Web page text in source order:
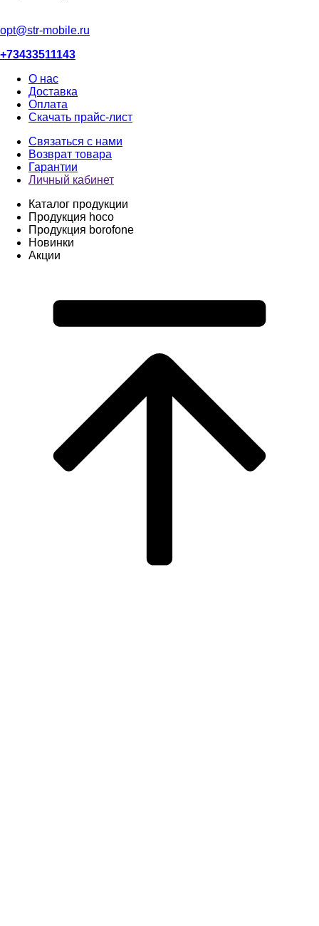
opt@str-mobile.ru
+73433511143
О нас
Доставка
Оплата
Скачать прайс-лист
Связаться с нами
Возврат товара
Гарантии
Личный кабинет
Каталог продукции
Продукция hoco
Продукция borofone
Новинки
Акции